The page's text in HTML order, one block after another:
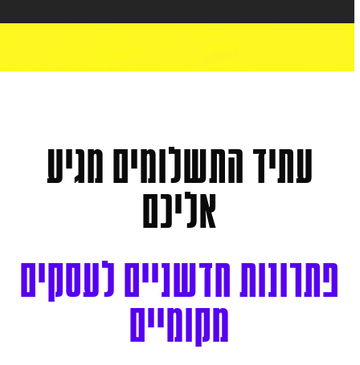
עתידהתשלומיםמגיע
אליכם
פתרונותחדשנייםלעסקים
מקומיים